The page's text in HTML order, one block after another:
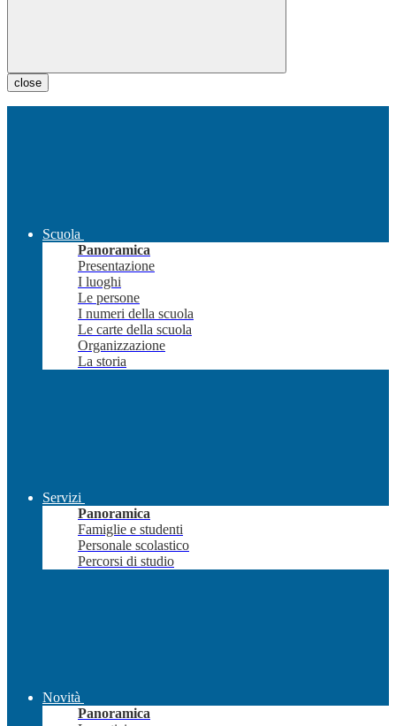
close
Scuola
Panoramica
Presentazione
I luoghi
Le persone
I numeri della scuola
Le carte della scuola
Organizzazione
La storia
Servizi
Panoramica
Famiglie e studenti
Personale scolastico
Percorsi di studio
Novità
Panoramica